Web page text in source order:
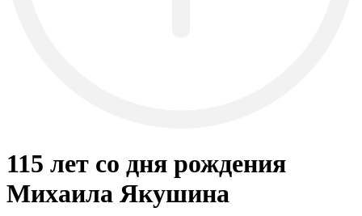
115 лет со дня рождения
Михаила Якушина